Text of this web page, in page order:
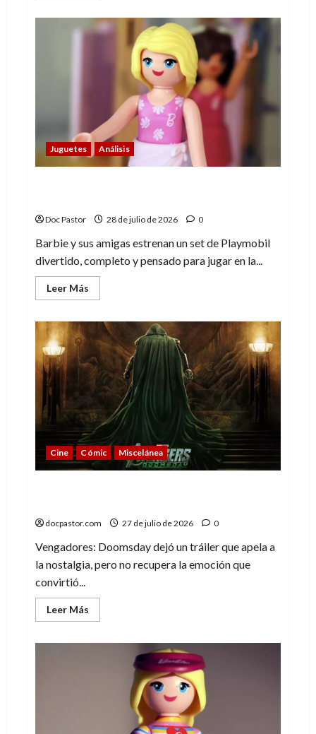
Doctor
Droom,
experimento
Extraño
Juguetes Análisis
Doc Pastor 28 de julio de 2026 0
Barbie y sus amigas estrenan un set de Playmobil
divertido, completo y pensado para jugar en la...
Leer Más
más
Barbie
sus
amigas
en
la
playa,
set
de
Playmobil
Cine Cómic Miscelánea
docpastor.com 27 de julio de 2026 0
Vengadores: Doomsday dejó un tráiler que apela a
la nostalgia, pero no recupera la emoción que
convirtió...
Leer Más
más
Doomsday
nostalgia
emocionar